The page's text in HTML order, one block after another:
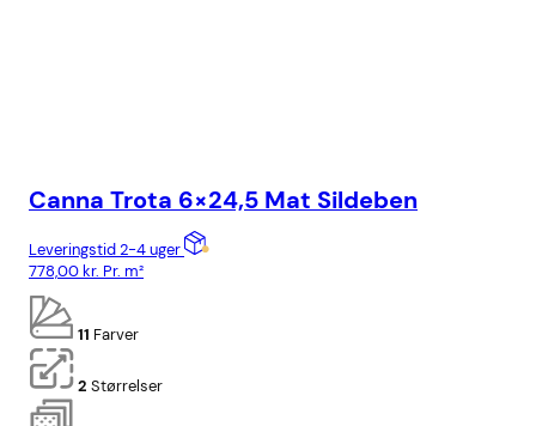
Canna Trota 6×24,5 Mat Sildeben
Leveringstid 2-4 uger
778,00kr. Pr. m²
11 Farver
2 Størrelser